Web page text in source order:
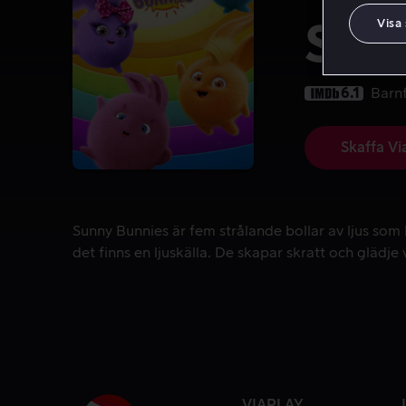
6.1
Skaffa
Sunny Bunnies är fem strålande bollar av ljus
Sunny Bunnies är fem strålande bollar av ljus
det finns en ljuskälla. De skapar skratt och glädje
Visa